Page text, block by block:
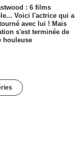
: 6 films
Voici l'actrice qui a
avec lui ! Mais
s'est terminée de
houleuse